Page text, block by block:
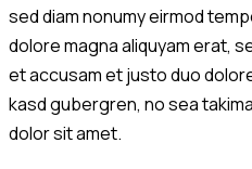
sed diam nonumy eirmod
dolore magna aliquyam erat,
et accusam et justo duo
kasd gubergren, no sea
dolor sit amet.